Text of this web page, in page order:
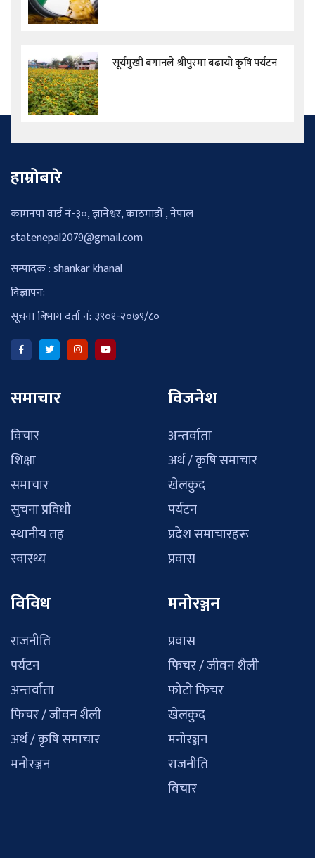
सूर्यमुखी बगानले श्रीपुरमा बढायो कृषि पर्यटन
हाम्रोबारे
कामनपा वार्ड नं-३०, ज्ञानेश्वर, काठमाडौँ , नेपाल
statenepal2079@gmail.com
सम्पादक : shankar khanal
विज्ञापन:
सूचना बिभाग दर्ता नं: ३९०१-२०७९/८०
समाचार
विचार
शिक्षा
समाचार
सुचना प्रविधी
स्थानीय तह
स्वास्थ्य
विजनेश
अन्तर्वाता
अर्थ / कृषि समाचार
खेलकुद
पर्यटन
प्रदेश समाचारहरू
प्रवास
विविध
राजनीति
पर्यटन
अन्तर्वाता
फिचर / जीवन शैली
अर्थ / कृषि समाचार
मनोरञ्जन
मनोरञ्जन
प्रवास
फिचर / जीवन शैली
फोटो फिचर
खेलकुद
मनोरञ्जन
राजनीति
विचार